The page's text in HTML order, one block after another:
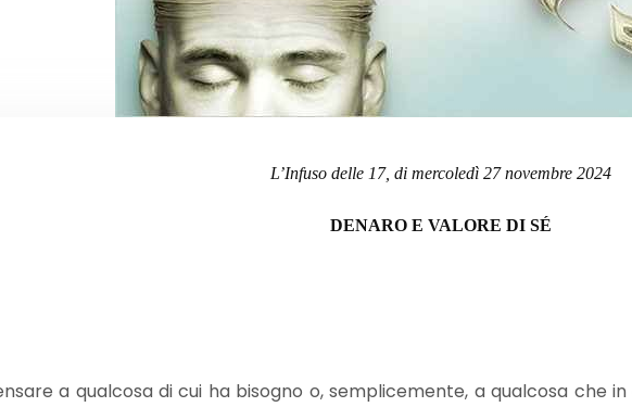
L’Infuso delle 17, di mercoledì 27 novembre 2024
DENARO E VALORE DI SÉ
a qualcosa di cui ha bisogno o, semplicemente, a qualcosa che